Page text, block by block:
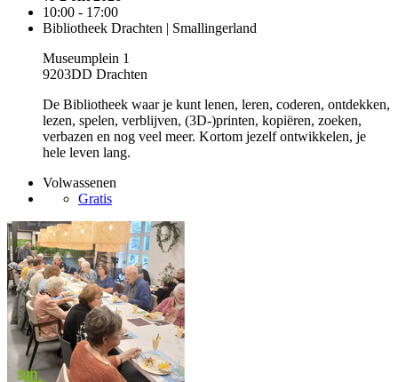
10:00 - 17:00
Bibliotheek Drachten | Smallingerland
Museumplein 1
9203DD Drachten
De Bibliotheek waar je kunt lenen, leren, coderen, ontdekken,
lezen, spelen, verblijven, (3D-)printen, kopiëren, zoeken,
verbazen en nog veel meer. Kortom jezelf ontwikkelen, je
hele leven lang.
Volwassenen
Gratis